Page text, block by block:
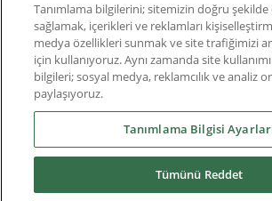
Software
Uygulama Çözümleri
Üretimden Kaldırılan Ürünler ve
Servisler
Tanımlama bilgilerini; sitemizin doğru şekilde
sağlamak, içerikleri ve reklamları
medya özellikleri sunmak ve site trafiğimizi
için kullanıyoruz. Aynı zamanda site
bilgileri; sosyal medya, reklamcılık ve analiz
paylaşıyoruz.
Tanımlama Bilgisi
Tümünü Reddet